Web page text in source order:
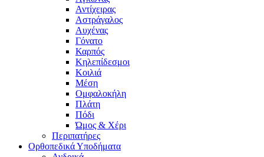
Αντίχειρας
Αστράγαλος
Αυχένας
Γόνατο
Καρπός
Κηλεπίδεσμοι
Κοιλιά
Μέση
Ομφαλοκήλη
Πλάτη
Πόδι
Ώμος & Χέρι
Περιπατήρες
Ορθοπεδικά Υποδήματα